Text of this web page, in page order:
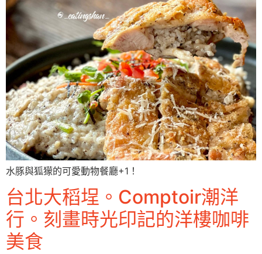
水豚與狐獴的可愛動物餐廳+1！
台北大稻埕。Comptoir潮洋
行。刻畫時光印記的洋樓咖啡
美食